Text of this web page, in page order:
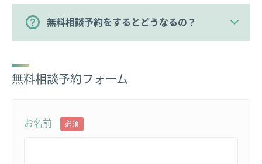
無料相談予約をするとどうなるの？
無料相談予約フォーム
お名前 必須